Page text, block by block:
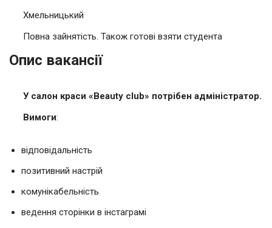
Хмельницький
Повна зайнятість. Також готові взяти студента
Опис вакансії
У салон краси «Beauty club» потрібен адміністратор.
Вимоги:
відповідальність
позитивний настрій
комунікабельність
ведення сторінки в інстаграмі